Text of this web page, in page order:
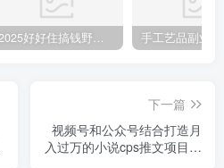
2025好好住搞钱野路子：素人3步变家居博主，日赚500+保姆级教程
下一篇
视频号和公众号结合打造月
入过万的小说cps推文项目，